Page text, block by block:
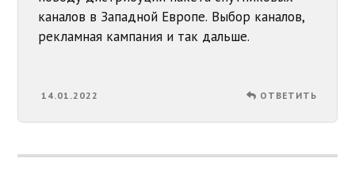
каналов в Западной Европе. Выбор каналов,
рекламная кампания и так дальше.
14.01.2022 ОТВЕТИТЬ